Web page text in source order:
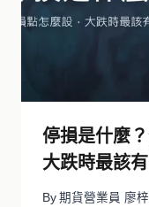
停損是什麼
大跌時最該
By 期貨營業員 廖